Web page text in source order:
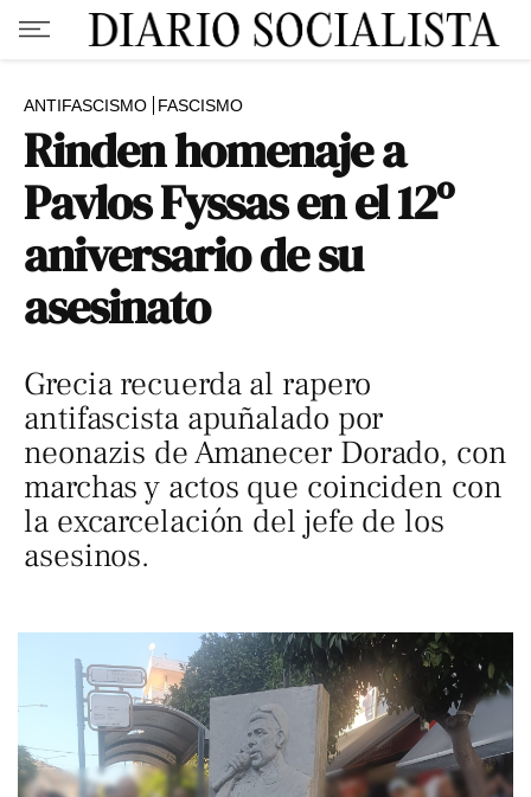
ANTIFASCISMO FASCISMO
Rinden homenaje a
Pavlos Fyssas en el 12º
aniversario de su
asesinato
Grecia recuerda al rapero
antifascista apuñalado por
neonazis de Amanecer Dorado, con
marchas y actos que coinciden con
la excarcelación del jefe de los
asesinos.